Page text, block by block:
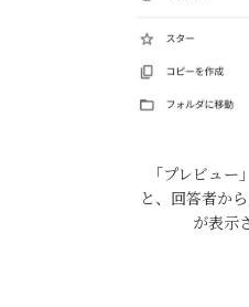
「プレビュー
と、回答者か
が表示